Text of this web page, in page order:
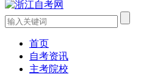
首页
自考资讯
主考院校